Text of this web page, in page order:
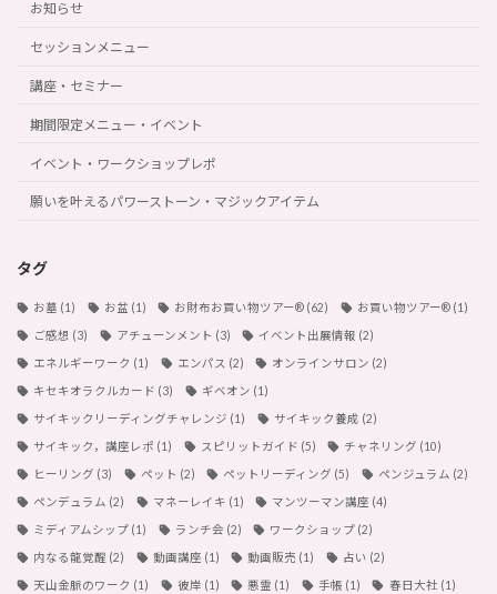
お知らせ
セッションメニュー
講座・セミナー
期間限定メニュー・イベント
イベント・ワークショップレポ
願いを叶えるパワーストーン・マジックアイテム
タグ
お墓 (1) お盆 (1) お財布お買い物ツアー®︎ (62) お買い物ツアー®︎(1)
ご感想 (3) アチューンメント (3) イベント出展情報 (2)
エネルギーワーク (1) エンパス (2) オンラインサロン (2)
キセキオラクルカード (3) ギベオン (1)
サイキックリーディングチャレンジ (1) サイキック養成 (2)
サイキック，講座レポ (1) スピリットガイド (5) チャネリング (10)
ヒーリング (3) ペット (2) ペットリーディング (5) ペンジュラム (2)
ペンデュラム (2) マネーレイキ (1) マンツーマン講座 (4)
ミディアムシップ (1) ランチ会 (2) ワークショップ (2)
内なる龍覚醒 (2) 動画講座 (1) 動画販売 (1) 占い (2)
天山金脈のワーク (1) 彼岸 (1) 悪霊 (1) 手帳 (1) 春日大社 (1)